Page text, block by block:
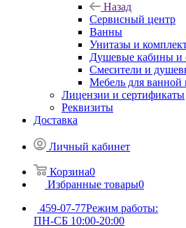
Назад
Сервисный центр
Ванны
Унитазы и
Душевые кабины и
Смесители и
Мебель для
Лицензии и сертификаты
Реквизиты
Доставка
Личный кабинет
Корзина0
Избранные товары0
459-07-77Режим работы:
ПН-СБ 10:00-20:00